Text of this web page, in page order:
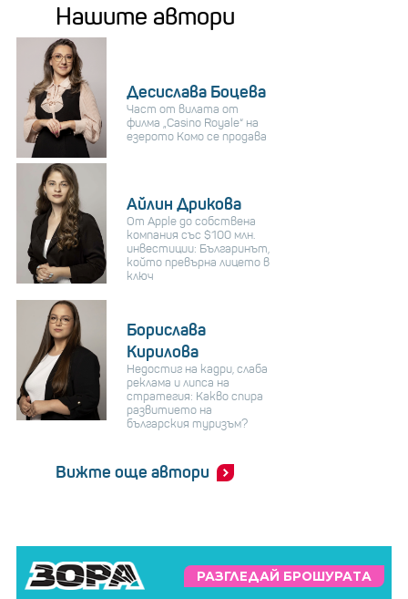
Нашите автори
Десислава Боцева
Част от вилата от
филма „Casino Royale“ на
езерото Комо се продава
Айлин Дрикова
От Apple до собствена
компания със $100 млн.
инвестиции: Българинът,
който превърна лицето в
ключ
Борислава
Кирилова
Недостиг на кадри, слаба
реклама и липса на
стратегия: Какво спира
развитието на
българския туризъм?
Вижте още автори
РАЗГЛЕДАЙ БРОШУРАТА